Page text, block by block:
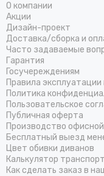
О компании
Акции
Дизайн-проект
Доставка/cборка и
Часто задаваемые
Гарантия
Госучереждениям
Правила эксплуатации
Политика
Пользовательское
Публичная оферта
Производство
Бесплатный выезд
Цвет обивки диванов
Калькулятор
Как сделать заказ в